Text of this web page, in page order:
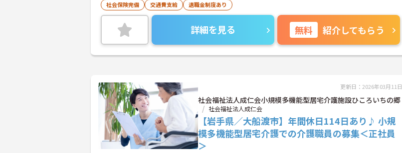
社会保険完備
交通費支給 退職金制度あり
詳細を見る 無料 紹介してもらう
更新日：2026年03月11日
社会福祉法人成仁会小規模多機能型居宅介護施設ひころいちの郷
社会福祉法人成仁会
【岩手県／大船渡市】年間休日114日あり♪ 小規
模多機能型居宅介護での介護職員の募集＜正社員
＞